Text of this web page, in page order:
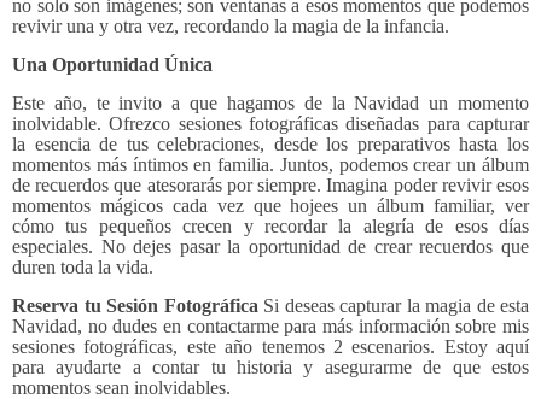
no solo son imágenes; son ventanas a esos momentos que podemos
revivir una y otra vez, recordando la magia de la infancia.
Una Oportunidad Única
Este año, te invito a que hagamos de la Navidad un momento
inolvidable. Ofrezco sesiones fotográficas diseñadas para capturar
la esencia de tus celebraciones, desde los preparativos hasta los
momentos más íntimos en familia. Juntos, podemos crear un álbum
de recuerdos que atesorarás por siempre. Imagina poder revivir esos
momentos mágicos cada vez que hojees un álbum familiar, ver
cómo tus pequeños crecen y recordar la alegría de esos días
especiales. No dejes pasar la oportunidad de crear recuerdos que
duren toda la vida.
Reserva tu Sesión Fotográfica Si deseas capturar la magia de esta
Navidad, no dudes en contactarme para más información sobre mis
sesiones fotográficas, este año tenemos 2 escenarios. Estoy aquí
para ayudarte a contar tu historia y asegurarme de que estos
momentos sean inolvidables.